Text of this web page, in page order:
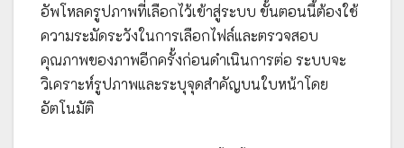
อัพโหลดรูปภาพที่เลือกไว้เข้าสู่ระบบ ขั้นตอนนี้ต้องใช้
ความระมัดระวังในการเลือกไฟล์และตรวจสอบ
คุณภาพของภาพอีกครั้งก่อนดำเนินการต่อ ระบบจะ
วิเคราะห์รูปภาพและระบุจุดสำคัญบนใบหน้าโดย
อัตโนมัติ